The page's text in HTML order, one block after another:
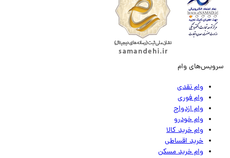
وام
وام نقدی
وام فوری
وام ازدواج
وام خودرو
وام خرید کالا
خرید اقساطی
وام خرید مسکن